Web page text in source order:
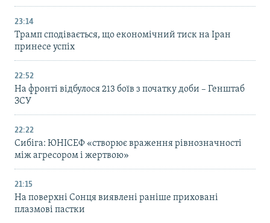
23:14
Трамп сподівається, що економічний тиск на Іран
принесе успіх
22:52
На фронті відбулося 213 боїв з початку доби – Генштаб
ЗСУ
22:22
Сибіга: ЮНІСЕФ «створює враження рівнозначності
між агресором і жертвою»
21:15
На поверхні Сонця виявлені раніше приховані
плазмові пастки